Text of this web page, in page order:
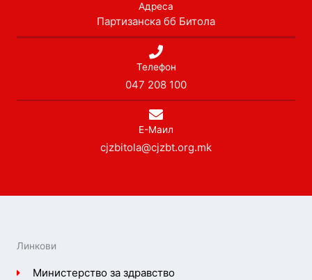
Адреса
Партизанска бб Битола
Телефон
047 208 100
Е-Маил
cjzbitola@cjzbt.org.mk
Линкови
Министерство за здравство